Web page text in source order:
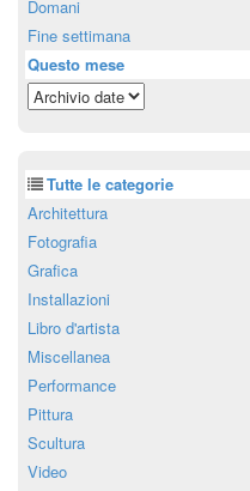
Domani
Fine settimana
Questo mese
Tutte le categorie
Architettura
Fotografia
Grafica
Installazioni
Libro d'artista
Miscellanea
Performance
Pittura
Scultura
Video